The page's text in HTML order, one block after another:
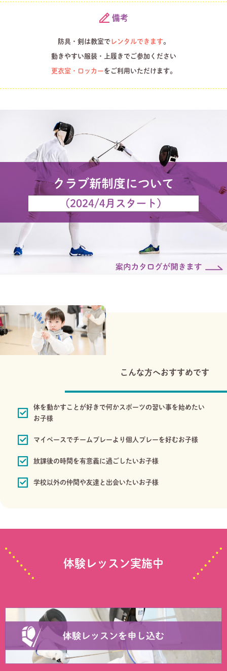
備考
防具・剣は教室でレンタルできます。
動きやすい服装・上履きでご参加ください
更衣室・ロッカーをご利用いただけます。
こんな方へおすすめです
体を動かすことが好きで何かスポーツの習い事を始めたい
お子様
マイペースでチームプレーより個人プレーを好むお子様
放課後の時間を有意義に過ごしたいお子様
学校以外の仲間や友達と出会いたいお子様
体験レッスン実施中